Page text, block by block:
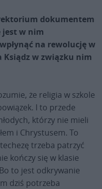
dokumentem
jest w nim
na rewolucję w
Ksiądz w związku nim
że religia w szkole
I to przede
którzy nie mieli
i Chrystusem. To
trzeba patrzyć
kończy się w klasie
to jest odkrywanie
dziś potrzeba